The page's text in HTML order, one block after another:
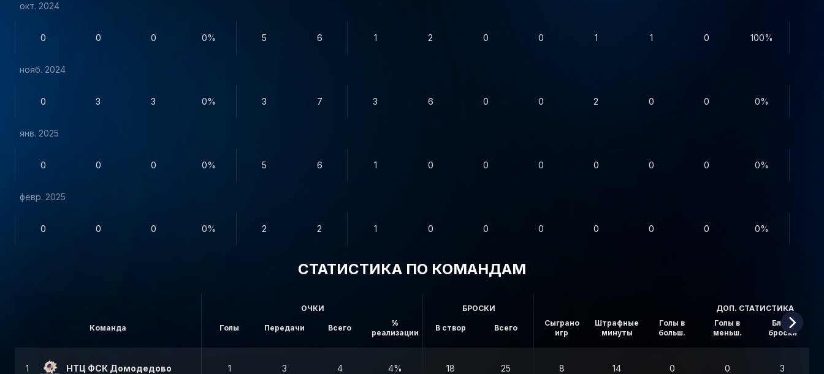
окт. 2024
0 0 0 0% 5 6 1 2 0 0 1 1 0 100%
нояб. 2024
0 3 3 0% 3 7 3 6 0 0 2 0 0 0%
янв. 2025
0 0 0 0% 5 6 1 0 0 0 0 0 0 0%
февр. 2025
0 0 0 0% 2 2 1 0 0 0 0 0 0 0%
СТАТИСТИКА ПО КОМАНДАМ
Команда
ОЧКИ
Голы Передачи Всего
%
реализации
БРОСКИ
В створ Всего
ДОП. СТАТИСТИКА
Сыграно
игр
Штрафные
минуты
Голы в
больш.
Голы в
меньш.
Блок.
броски
1 НТЦ ФСК Домодедово 1 3 4 4% 18 25 8 14 0 0 3